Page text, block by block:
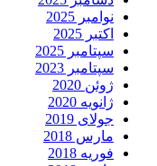
نوامبر 2025
اکتبر 2025
سپتامبر 2025
سپتامبر 2023
ژوئن 2020
ژانویه 2020
جولای 2019
مارس 2018
فوریه 2018